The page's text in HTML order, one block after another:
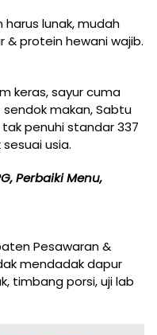
lunak, mudah
& protein hewani wajib.
keras, sayur cuma
makan, Sabtu
penuhi standar 337
usia.
Perbaiki Menu,
Pesawaran &
mendadak dapur
timbang porsi, uji lab